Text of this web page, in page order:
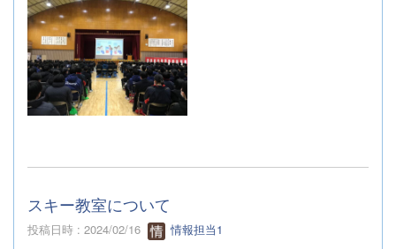
スキー教室について
投稿日時 : 2024/02/16 情報担当1